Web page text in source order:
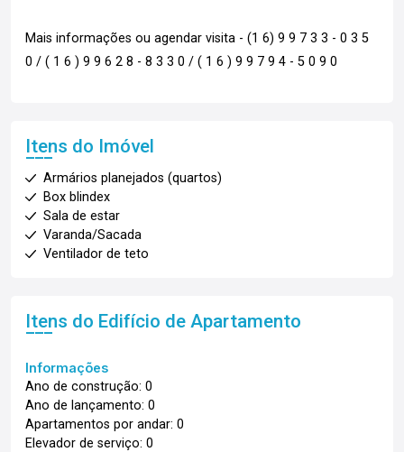
Mais informações ou agendar visita - (1 6) 9 9 7 3 3 - 0 3 5
0 / ( 1 6 ) 9 9 6 2 8 - 8 3 3 0 / ( 1 6 ) 9 9 7 9 4 - 5 0 9 0
Itens do Imóvel
Armários planejados (quartos)
Box blindex
Sala de estar
Varanda/Sacada
Ventilador de teto
Itens do Edifício de Apartamento
Informações
Ano de construção: 0
Ano de lançamento: 0
Apartamentos por andar: 0
Elevador de serviço: 0